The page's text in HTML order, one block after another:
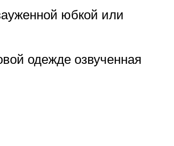
юбкой или
одежде озвученная